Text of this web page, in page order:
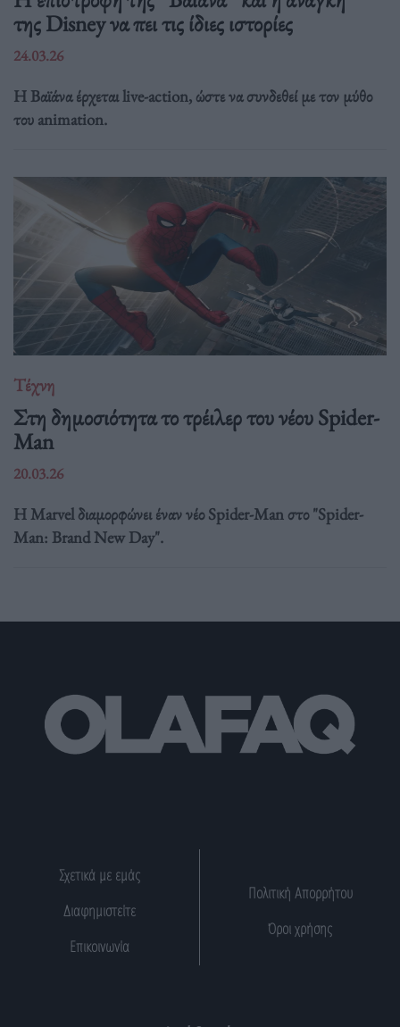
της Disney να πει τις ίδιες ιστορίες
24.03.26
Η Βαϊάνα έρχεται live-action, ώστε να συνδεθεί με τον μύθο
του animation.
Τέχνη
Στη δημοσιότητα το τρέιλερ του νέου Spider-
Man
20.03.26
Η Marvel διαμορφώνει έναν νέο Spider-Man στο "Spider-
Man: Brand New Day".
Σχετικά με εμάς
Διαφημιστείτε
Επικοινωνία
Πολιτική Απορρήτου
Όροι χρήσης